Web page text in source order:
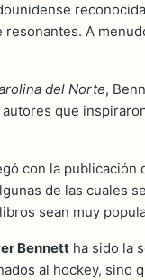
A
del Norte,
que
con la
de las cuales
sean muy
Bennett ha sido la
al hockey, sino